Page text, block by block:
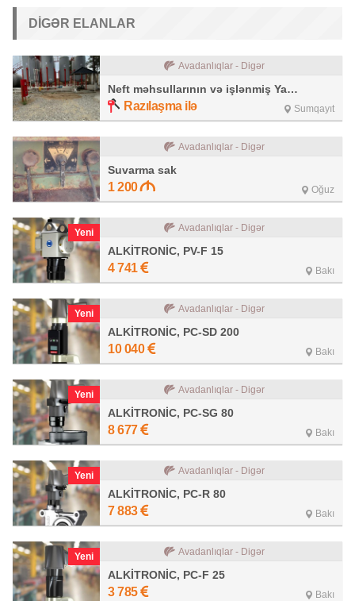
DIGƏR ELANLAR
Avadanlıqlar - Digər
Neft məhsullarının və işlənmiş Yağların təkrar emalı zavodu
Razılaşma ilə Sumqayıt
Avadanlıqlar - Digər
Suvarma sak
1 200 Oğuz
Yeni Avadanlıqlar - Digər
ALKİTRONİC, PV-F 15
4 741 Bakı
Yeni Avadanlıqlar - Digər
ALKİTRONİC, PC-SD 200
10 040 Bakı
Yeni Avadanlıqlar - Digər
ALKİTRONİC, PC-SG 80
8 677 Bakı
Yeni Avadanlıqlar - Digər
ALKİTRONİC, PC-R 80
7 883 Bakı
Yeni Avadanlıqlar - Digər
ALKİTRONİC, PC-F 25
3 785 Bakı